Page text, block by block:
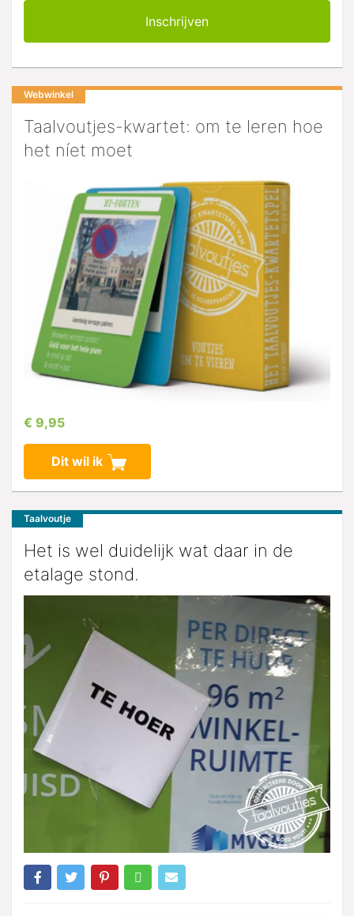
Webwinkel
Taalvoutjes-kwartet: om te leren hoe
het níet moet
€ 9,95
Dit wil ik
Taalvoutje
Het is wel duidelijk wat daar in de
etalage stond.